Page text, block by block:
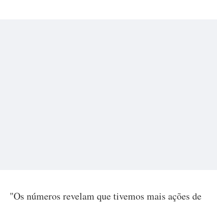
"Os números revelam que tivemos mais ações de